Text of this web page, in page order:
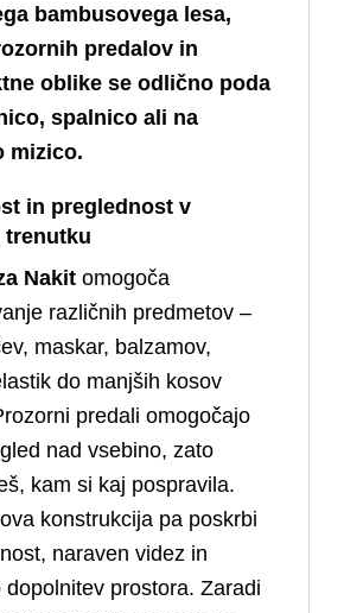
bambusovega lesa,
predalov in
oblike se odlično poda
spalnico ali na
mizico.
in preglednost v
trenutku
Nakitomogoča
različnih predmetov –
maskar, balzamov,
do manjših kosov
predali omogočajo
nad vsebino, zato
kam si kaj pospravila.
konstrukcija pa poskrbi
naraven videz in
dopolnitev prostora. Zaradi